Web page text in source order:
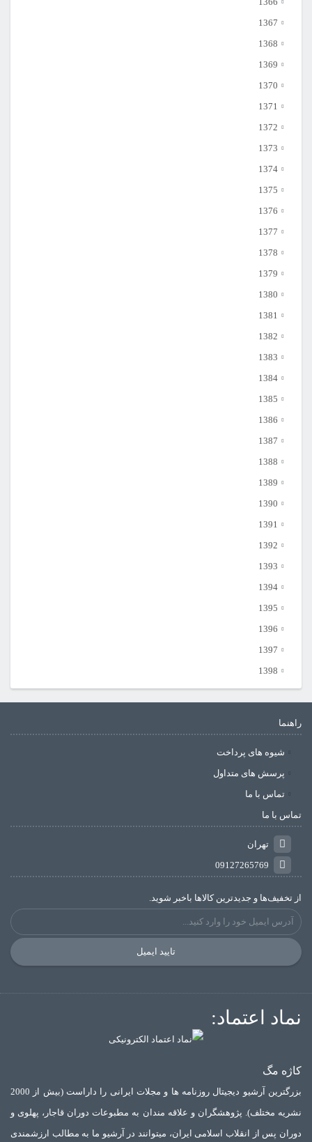
1367
1368
1369
1370
1371
1372
1373
1374
1375
1376
1377
1378
1379
1380
1381
1382
1383
1384
1385
1386
1387
1388
1389
1390
1391
1392
1393
1394
1395
1396
1397
1398
راهنما
شیوه های پرداخت
پرسش های متداول
تماس با ما
تماس با ما
تهران
09127265769
از تخفیف‌ها و جدیدترین‌ کالاها باخبر شوید.
تایید ایمیل
نماد اعتماد:
کاژه مگ
بزرگترین آرشیو دیجیتال روزنامه ها و مجلات ایرانی را داراست (بیش از 2000
نشریه مختلف). پژوهشگران و علاقه مندان به مطبوعات دوران قاجار، پهلوی و
دوران پس از انقلاب اسلامی ایران، میتوانند در آرشیو ما به مطالب ارزشمندی